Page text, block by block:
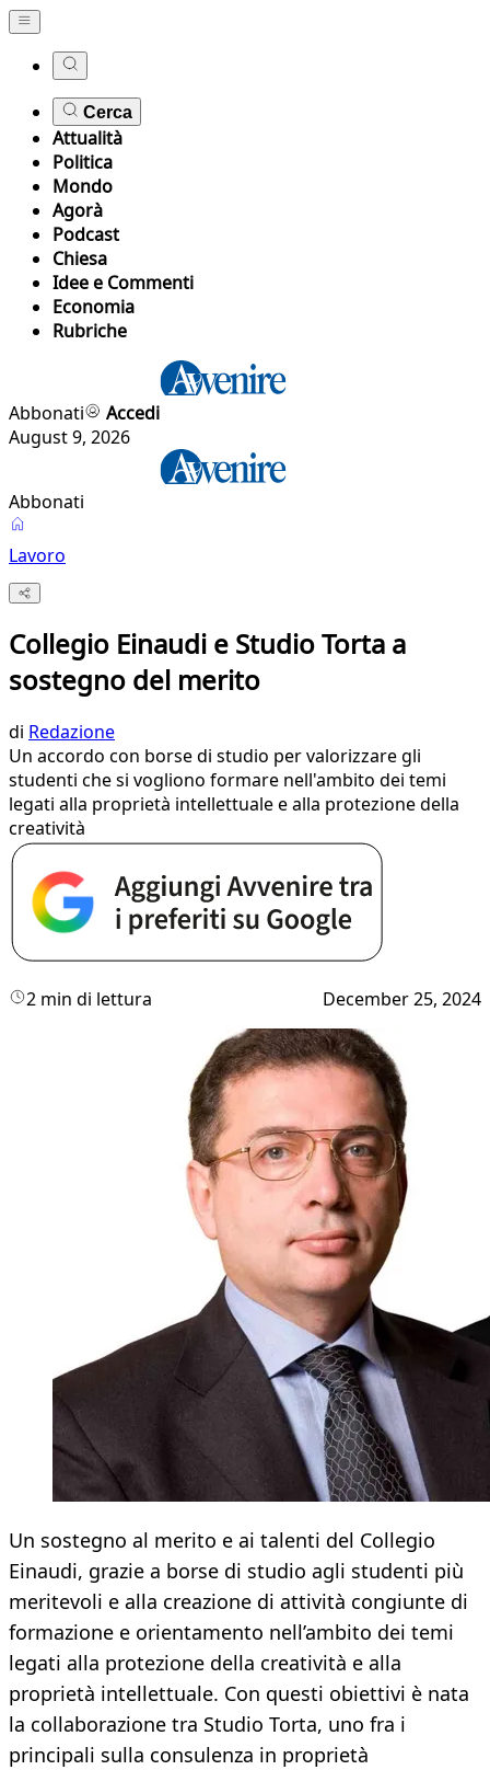
Cerca
Attualità
Politica
Mondo
Agorà
Podcast
Chiesa
Idee e Commenti
Economia
Rubriche
Abbonati
Accedi
August 9, 2026
Abbonati
Lavoro
Collegio Einaudi e Studio Torta a
sostegno del merito
di Redazione
Un accordo con borse di studio per valorizzare gli
studenti che si vogliono formare nell'ambito dei temi
legati alla proprietà intellettuale e alla protezione della
creatività
2 min di lettura December 25, 2024
Un sostegno al merito e ai talenti del Collegio
Einaudi, grazie a borse di studio agli studenti più
meritevoli e alla creazione di attività congiunte di
formazione e orientamento nell’ambito dei temi
legati alla protezione della creatività e alla
proprietà intellettuale. Con questi obiettivi è nata
la collaborazione tra Studio Torta, uno fra i
principali sulla consulenza in proprietà